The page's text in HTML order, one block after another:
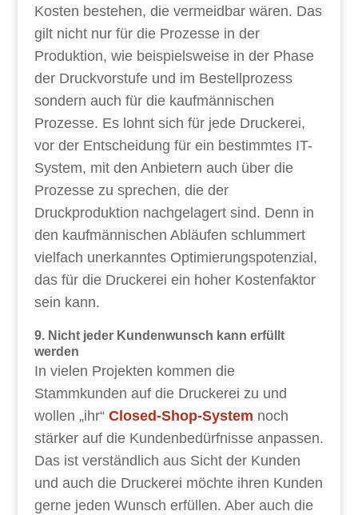
Kosten bestehen, die vermeidbar wären. Das
gilt nicht nur für die Prozesse in der
Produktion, wie beispielsweise in der Phase
der Druckvorstufe und im Bestellprozess
sondern auch für die kaufmännischen
Prozesse. Es lohnt sich für jede Druckerei,
vor der Entscheidung für ein bestimmtes IT-
System, mit den Anbietern auch über die
Prozesse zu sprechen, die der
Druckproduktion nachgelagert sind. Denn in
den kaufmännischen Abläufen schlummert
vielfach unerkanntes Optimierungspotenzial,
das für die Druckerei ein hoher Kostenfaktor
sein kann.
9. Nicht jeder Kundenwunsch kann erfüllt
werden
In vielen Projekten kommen die
Stammkunden auf die Druckerei zu und
wollen „ihr“ Closed-Shop-System noch
stärker auf die Kundenbedürfnisse anpassen.
Das ist verständlich aus Sicht der Kunden
und auch die Druckerei möchte ihren Kunden
gerne jeden Wunsch erfüllen. Aber auch die